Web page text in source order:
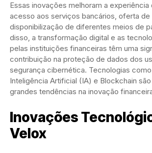
Essas inovações melhoram a
acesso aos serviços bancários, oferta
disponibilização de diferentes meios de
disso, a transformação digital e as
pelas instituições financeiras têm uma
contribuição na proteção de dados dos
segurança cibernética. Tecnologias
Inteligência Artificial (IA) e Blockchain
grandes tendências na inovação
Inovações
Velox